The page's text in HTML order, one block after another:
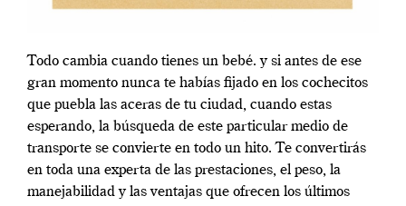
Todo cambia cuando tienes un bebé. y si antes de ese
gran momento nunca te habías fijado en los cochecitos
que puebla las aceras de tu ciudad, cuando estas
esperando, la búsqueda de este particular medio de
transporte se convierte en todo un hito. Te convertirás
en toda una experta de las prestaciones, el peso, la
manejabilidad y las ventajas que ofrecen los últimos